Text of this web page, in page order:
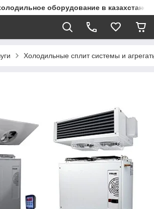
оборудование в казахстане
Холодильные сплит системы и